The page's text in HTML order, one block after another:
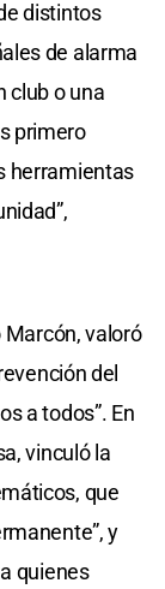
distintos
de alarma
club o una
primero
herramientas
Marcón, valoró
del
a todos”. En
vinculó la
que
y
quienes